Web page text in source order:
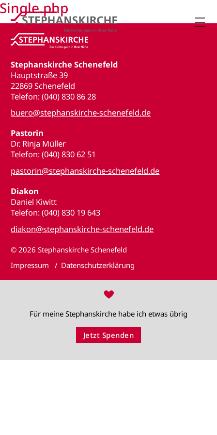

Stephanskirche Schenefeld
Hauptstraße 39
22869 Schenefeld
Telefon: (040) 830 86 28
buero@stephanskirche-schenefeld.de
Pastorin
Dr. Rinja Müller
Telefon: (040) 830 62 51
pastorin@stephanskirche-schenefeld.de
Diakon
Daniel Kiwitt
Telefon: (040) 830 19 643
diakon@stephanskirche-schenefeld.de
© 2026 Stephanskirche Schenefeld
Impressum
Datenschutzerklärung
♥
Für meine Stephanskirche habe ich etwas übrig
Jetzt Spenden